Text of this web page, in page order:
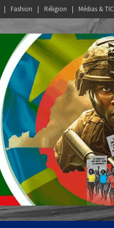
Fashion Réligion Médias & TIC